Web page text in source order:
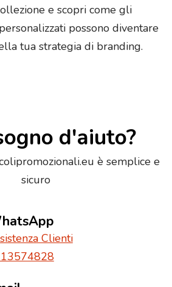
e scopri come gli
possono diventare
tua strategia di branding.
d'aiuto?
è semplice e
sicuro
Clienti